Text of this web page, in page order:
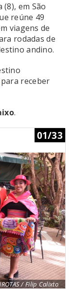
em São
reúne 49
viagens de
rodadas de
andino.
para receber
.
/ Filip Calixto
01/33